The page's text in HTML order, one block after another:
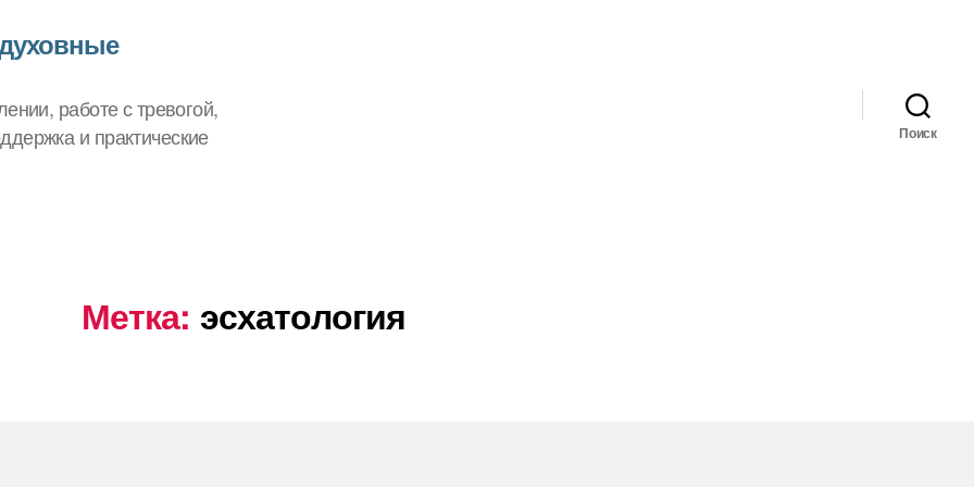
работе с тревогой,
и практические
Поиск
Метка: эсхатология